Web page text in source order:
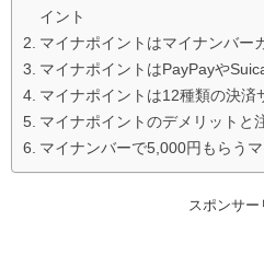
イント
マイナポイントはマイナンバー
マイナポイントはPayPayや
マイナポイントは12種類の決済
マイナポイントのデメリットと
マイナンバーで5,000円もらう
スポンサー